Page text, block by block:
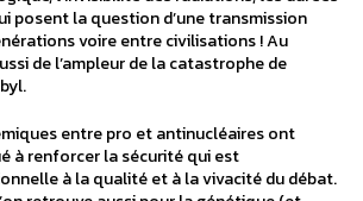
posent la question d’une transmission
voire entre civilisations ! Au
de l’ampleur de la catastrophe de
entre pro et antinucléaires ont
à renforcer la sécurité qui est
à la qualité et à la vivacité du débat.